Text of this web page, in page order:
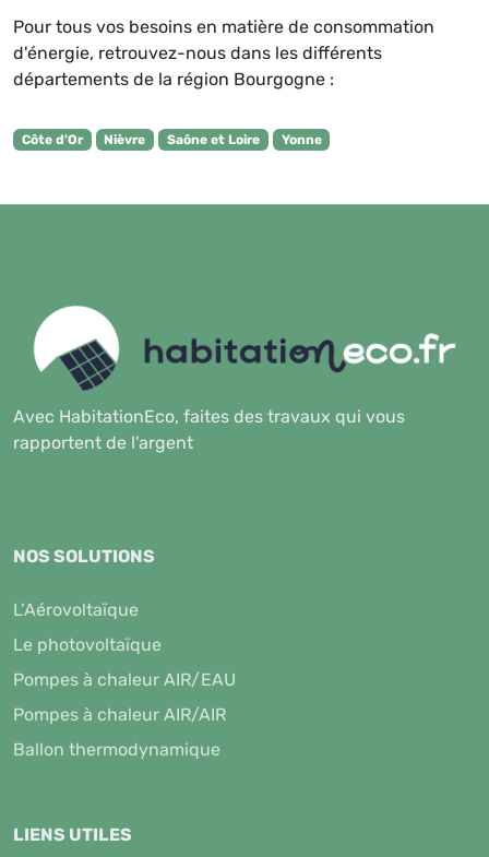
Pour tous vos besoins en matière de consommation
d'énergie, retrouvez-nous dans les différents
départements de la région Bourgogne :
Côte d'Or Nièvre Saône et Loire Yonne
Avec HabitationEco, faites des travaux qui vous
rapportent de l'argent
NOS SOLUTIONS
L’Aérovoltaïque
Le photovoltaïque
Pompes à chaleur AIR/EAU
Pompes à chaleur AIR/AIR
Ballon thermodynamique
LIENS UTILES